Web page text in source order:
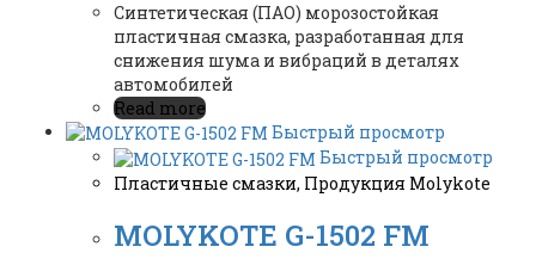
Синтетическая (ПАО) морозостойкая
пластичная смазка, разработанная для
снижения шума и вибраций в деталях
автомобилей
Read more
Быстрый просмотр
Быстрый просмотр
Пластичные смазки, Продукция Molykote
MOLYKOTE G-1502 FM